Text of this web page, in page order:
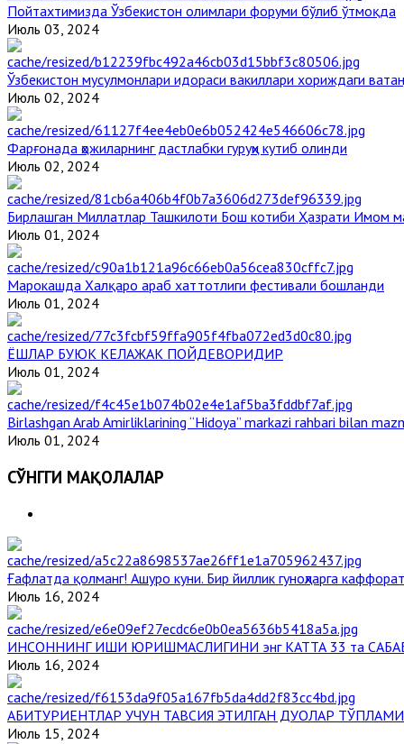
Пойтахтимизда Ўзбекистон олимлари форуми бўлиб ўтмоқда
Июль 03, 2024
Ўзбекистон мусулмонлари идораси вакиллари хориждаги
Июль 02, 2024
Фарғонада ҳожиларнинг дастлабки гуруҳи кутиб олинди
Июль 02, 2024
Бирлашган Миллатлар Ташкилоти Бош котиби Ҳазрати Имом
Июль 01, 2024
Марокашда Халқаро араб хаттотлиги фестивали бошланди
Июль 01, 2024
ЁШЛАР БУЮК КЕЛАЖАК ПОЙДЕВОРИДИР
Июль 01, 2024
Birlashgan Arab Amirliklarining “Hidoya” markazi rahbari bilan
Июль 01, 2024
СЎНГГИ МАҚОЛАЛАР
Ғафлатда қолманг! Ашуро куни. Бир йиллик гуноҳларга
Июль 16, 2024
ИНСОННИНГ ИШИ ЮРИШМАСЛИГИНИ энг КАТТА 33 та
Июль 16, 2024
АБИТУРИЕНТЛАР УЧУН ТАВСИЯ ЭТИЛГАН ДУОЛАР ТЎПЛАМИ
Июль 15, 2024